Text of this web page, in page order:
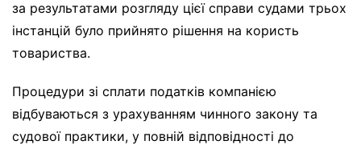
за результатами розгляду цієї справи судами трьох
інстанцій було прийнято рішення на користь
товариства.
Процедури зі сплати податків компанією
відбуваються з урахуванням чинного закону та
судової практики, у повній відповідності до